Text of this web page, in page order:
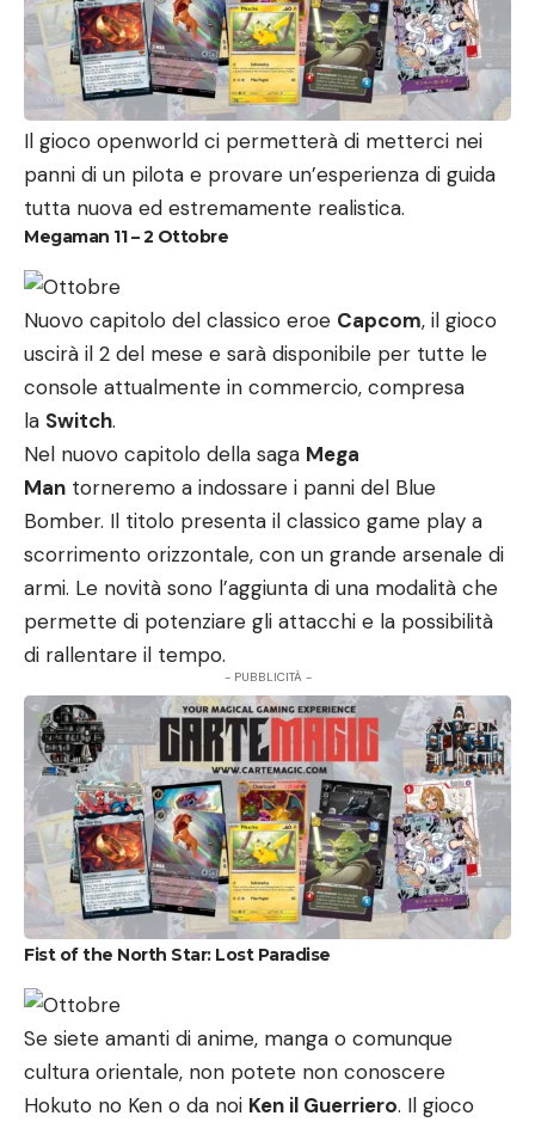
Il gioco openworld ci permetterà di metterci nei
panni di un pilota e provare un’esperienza di guida
tutta nuova ed estremamente realistica.
Megaman 11 – 2 Ottobre
Nuovo capitolo del classico eroe Capcom, il gioco
uscirà il 2 del mese e sarà disponibile per tutte le
console attualmente in commercio, compresa
la Switch.
Nel nuovo capitolo della saga Mega
Man torneremo a indossare i panni del Blue
Bomber. Il titolo presenta il classico game play a
scorrimento orizzontale, con un grande arsenale di
armi. Le novità sono l’aggiunta di una modalità che
permette di potenziare gli attacchi e la possibilità
di rallentare il tempo.
- PUBBLICITÀ -
Fist of the North Star: Lost Paradise
Se siete amanti di anime, manga o comunque
cultura orientale, non potete non conoscere
Hokuto no Ken o da noi Ken il Guerriero. Il gioco